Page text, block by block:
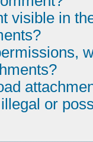
visible in
or